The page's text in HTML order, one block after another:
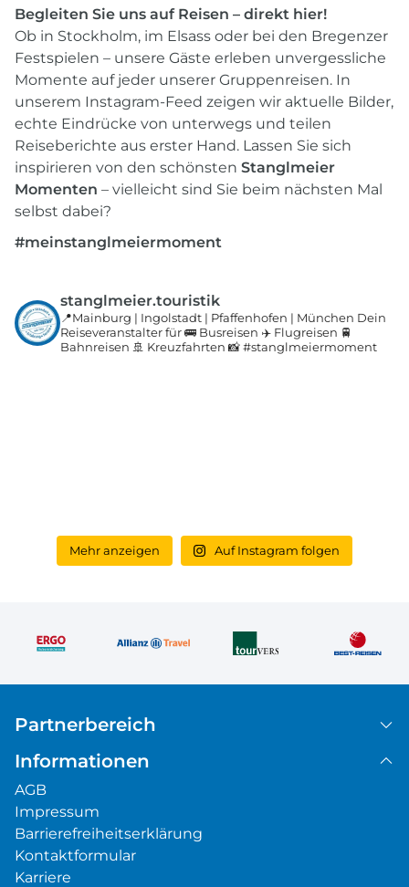
Begleiten Sie uns auf Reisen – direkt hier!
Ob in Stockholm, im Elsass oder bei den Bregenzer
Festspielen – unsere Gäste erleben unvergessliche
Momente auf jeder unserer Gruppenreisen. In
unserem Instagram-Feed zeigen wir aktuelle Bilder,
echte Eindrücke von unterwegs und teilen
Reiseberichte aus erster Hand. Lassen Sie sich
inspirieren von den schönsten Stanglmeier
Momenten – vielleicht sind Sie beim nächsten Mal
selbst dabei?
#meinstanglmeiermoment
stanglmeier.touristik
📍Mainburg | Ingolstadt | Pfaffenhofen | München Dein
Reiseveranstalter für 🚌 Busreisen ✈️ Flugreisen 🚆
Bahnreisen 🚢 Kreuzfahrten 📸 #stanglmeiermoment
Mehr anzeigen Auf Instagram folgen
Partnerbereich
Informationen
AGB
Impressum
Barrierefreiheitserklärung
Kontaktformular
Karriere